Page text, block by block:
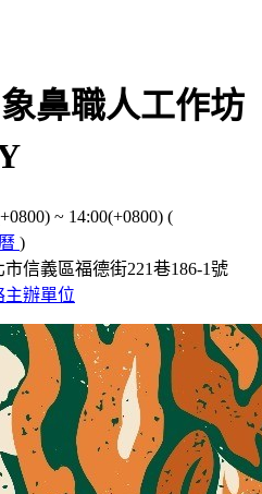
鼻職人工作坊
~ 14:00(+0800) (
)
信義區福德街221巷186-1號
主辦單位